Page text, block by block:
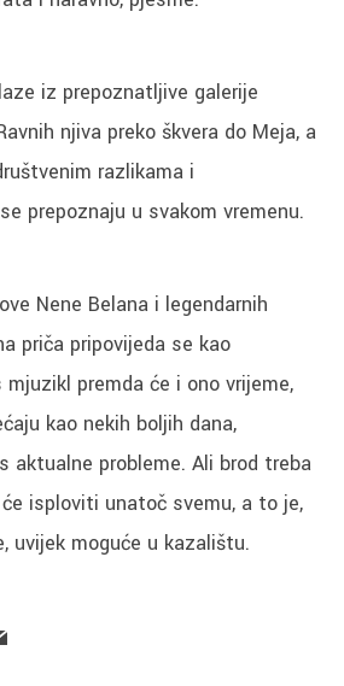
iz prepoznatljive galerije
njiva preko škvera do Meja, a
razlikama i
prepoznaju u svakom vremenu.
Nene Belana i legendarnih
priča pripovijeda se kao
premda će i ono vrijeme,
kao nekih boljih dana,
aktualne probleme. Ali brod treba
isploviti unatoč svemu, a to je,
uvijek moguće u kazalištu.